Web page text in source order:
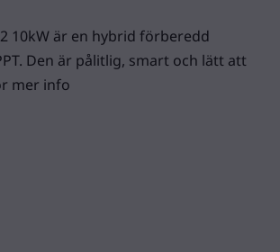
10kW är en hybrid förberedd
Den är pålitlig, smart och lätt att
mer info